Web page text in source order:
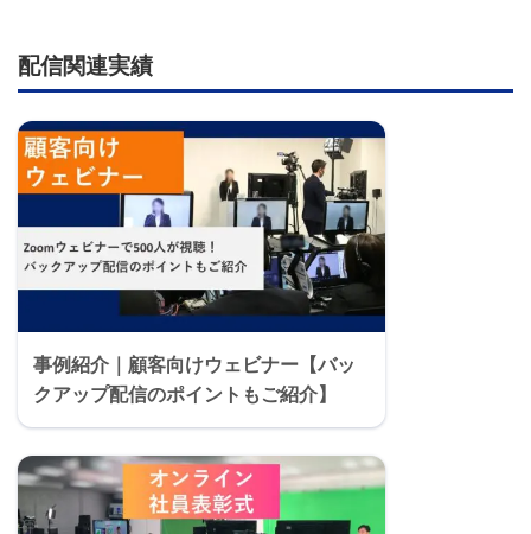
配信関連実績
事例紹介｜顧客向けウェビナー【バッ
クアップ配信のポイントもご紹介】